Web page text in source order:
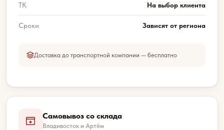
ТК На выбор клиента
Сроки Зависят от региона
Доставка до транспортной компании — бесплатно
Самовывоз со склада
Владивосток и Артём